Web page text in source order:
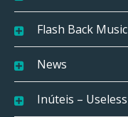
Flash Back Music
News
Inúteis – Useless